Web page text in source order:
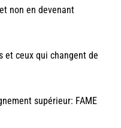
non en devenant
ceux qui changent de
supérieur: FAME